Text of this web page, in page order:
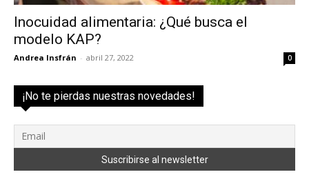
Inocuidad alimentaria: ¿Qué busca el
modelo KAP?
Andrea Insfrán - abril 27, 2022 0
¡No te pierdas nuestras novedades!